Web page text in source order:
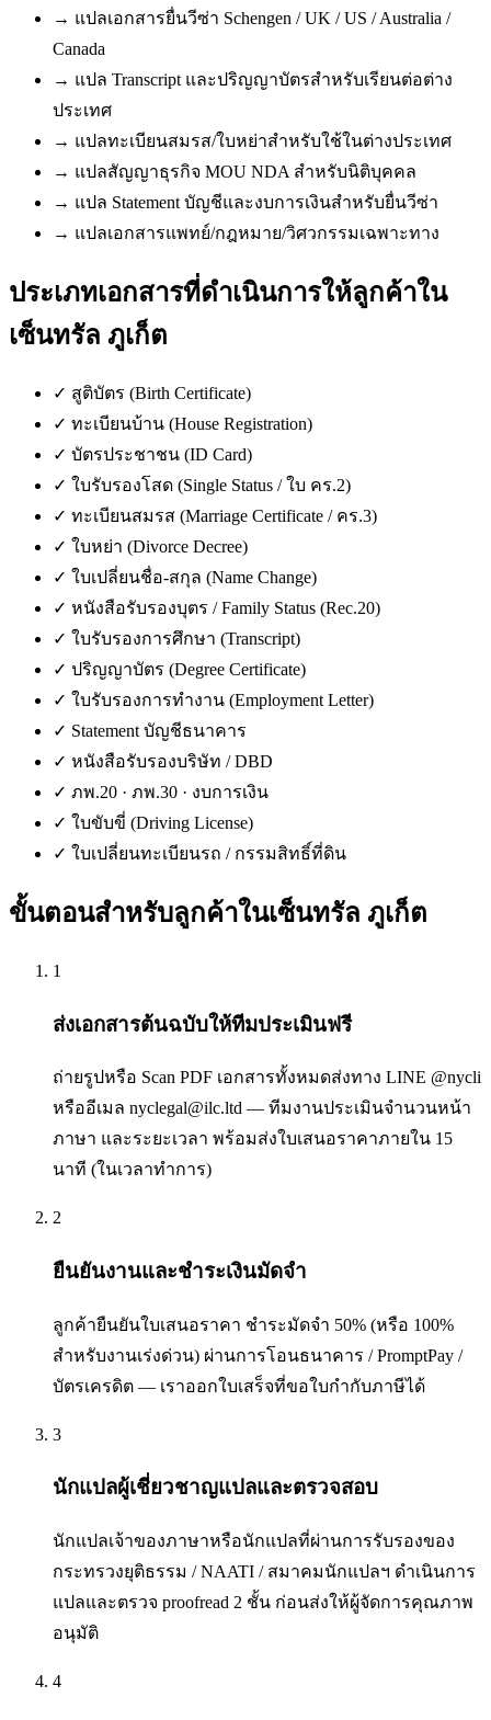
→ แปลเอกสารยื่นวีซ่า Schengen / UK / US / Australia /
Canada
→ แปล Transcript และปริญญาบัตรสำหรับเรียนต่อต่าง
ประเทศ
→ แปลทะเบียนสมรส/ใบหย่าสำหรับใช้ในต่างประเทศ
→ แปลสัญญาธุรกิจ MOU NDA สำหรับนิติบุคคล
→ แปล Statement บัญชีและงบการเงินสำหรับยื่นวีซ่า
→ แปลเอกสารแพทย์/กฎหมาย/วิศวกรรมเฉพาะทาง
ประเภทเอกสารที่ดำเนินการให้ลูกค้าใน
เซ็นทรัล ภูเก็ต
✓ สูติบัตร (Birth Certificate)
✓ ทะเบียนบ้าน (House Registration)
✓ บัตรประชาชน (ID Card)
✓ ใบรับรองโสด (Single Status / ใบ คร.2)
✓ ทะเบียนสมรส (Marriage Certificate / คร.3)
✓ ใบหย่า (Divorce Decree)
✓ ใบเปลี่ยนชื่อ-สกุล (Name Change)
✓ หนังสือรับรองบุตร / Family Status (Rec.20)
✓ ใบรับรองการศึกษา (Transcript)
✓ ปริญญาบัตร (Degree Certificate)
✓ ใบรับรองการทำงาน (Employment Letter)
✓ Statement บัญชีธนาคาร
✓ หนังสือรับรองบริษัท / DBD
✓ ภพ.20 · ภพ.30 · งบการเงิน
✓ ใบขับขี่ (Driving License)
✓ ใบเปลี่ยนทะเบียนรถ / กรรมสิทธิ์ที่ดิน
ขั้นตอนสำหรับลูกค้าในเซ็นทรัล ภูเก็ต
1
ส่งเอกสารต้นฉบับให้ทีมประเมินฟรี
ถ่ายรูปหรือ Scan PDF เอกสารทั้งหมดส่งทาง LINE @nycli
หรืออีเมล nyclegal@ilc.ltd — ทีมงานประเมินจำนวนหน้า
ภาษา และระยะเวลา พร้อมส่งใบเสนอราคาภายใน 15
นาที (ในเวลาทำการ)
2
ยืนยันงานและชำระเงินมัดจำ
ลูกค้ายืนยันใบเสนอราคา ชำระมัดจำ 50% (หรือ 100%
สำหรับงานเร่งด่วน) ผ่านการโอนธนาคาร / PromptPay /
บัตรเครดิต — เราออกใบเสร็จที่ขอใบกำกับภาษีได้
3
นักแปลผู้เชี่ยวชาญแปลและตรวจสอบ
นักแปลเจ้าของภาษาหรือนักแปลที่ผ่านการรับรองของ
กระทรวงยุติธรรม / NAATI / สมาคมนักแปลฯ ดำเนินการ
แปลและตรวจ proofread 2 ชั้น ก่อนส่งให้ผู้จัดการคุณภาพ
อนุมัติ
4